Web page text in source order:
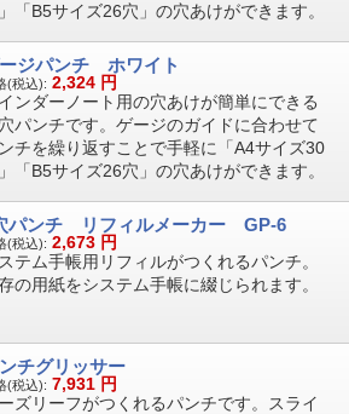
「B5サイズ26穴」の穴あけができます。
ジパンチ ホワイト
(税込): 2,324 円
ンダーノート用の穴あけが簡単にできる
パンチです。ゲージのガイドに合わせて
チを繰り返すことで手軽に「A4サイズ30
「B5サイズ26穴」の穴あけができます。
パンチ リフィルメーカー GP-6
(税込): 2,673 円
テム手帳用リフィルがつくれるパンチ。
の用紙をシステム手帳に綴じられます。
チグリッサー
(税込): 7,931 円
ズリーフがつくれるパンチです。スライ